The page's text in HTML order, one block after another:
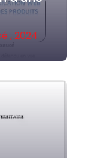
,2024